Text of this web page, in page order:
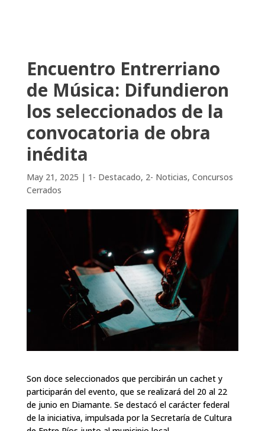
Encuentro Entrerriano
de Música: Difundieron
los seleccionados de la
convocatoria de obra
inédita
May 21, 2025 | 1- Destacado, 2- Noticias, Concursos
Cerrados
Son doce seleccionados que percibirán un cachet y
participarán del evento, que se realizará del 20 al 22
de junio en Diamante. Se destacó el carácter federal
de la iniciativa, impulsada por la Secretaría de Cultura